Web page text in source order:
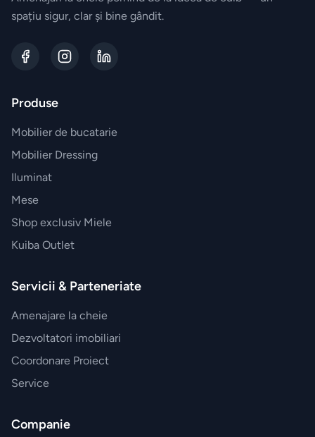
BRANDURI
EXCLUSIVE
Villeroy&Boch
spațiu sigur, clar și bine gândit.
Produse
Mobilier de bucatarie
Mobilier Dressing
Iluminat
Mese
Shop exclusiv Miele
Kuiba Outlet
Servicii & Parteneriate
Amenajare la cheie
Dezvoltatori imobiliari
Coordonare Proiect
Service
Companie